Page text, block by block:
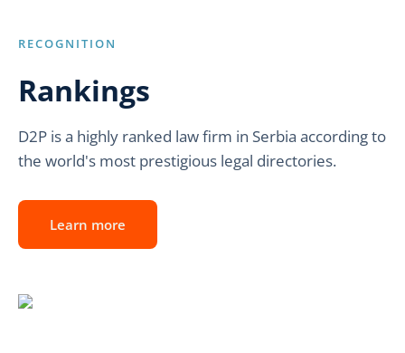
RECOGNITION
Rankings
D2P is a highly ranked law firm in Serbia according to
the world's most prestigious legal directories.
Learn more